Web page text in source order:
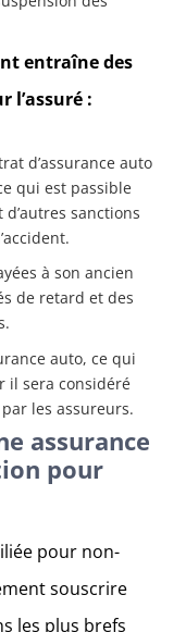
entraîne des
l’assuré :
d’assurance auto
qui est passible
sanctions
à son ancien
de retard et des
auto, ce qui
il sera considéré
les assureurs.
assurance
pour
pour non-
souscrire
les plus brefs